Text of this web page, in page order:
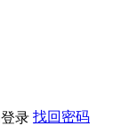
录 找回密码